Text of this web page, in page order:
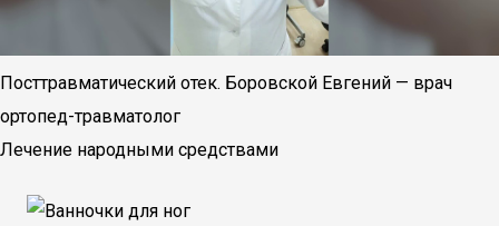
Посттравматический отек. Боровской Евгений — врач
ортопед-травматолог
Лечение народными средствами